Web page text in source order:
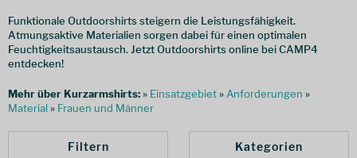
Funktionale Outdoorshirts steigern die Leistungsfähigkeit.
Atmungsaktive Materialien sorgen dabei für einen optimalen
Feuchtigkeitsaustausch. Jetzt Outdoorshirts online bei CAMP4
entdecken!
Mehr über Kurzarmshirts:» Einsatzgebiet» Anforderungen »
Material » Frauen und Männer
Filtern Kategorien